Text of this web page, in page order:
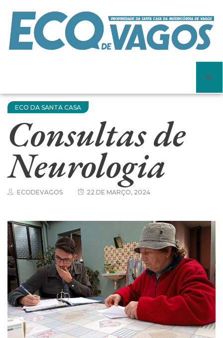
ECO DA SANTA CASA
Consultas de
Neurologia
ECODEVAGOS 22 DE MARÇO, 2024